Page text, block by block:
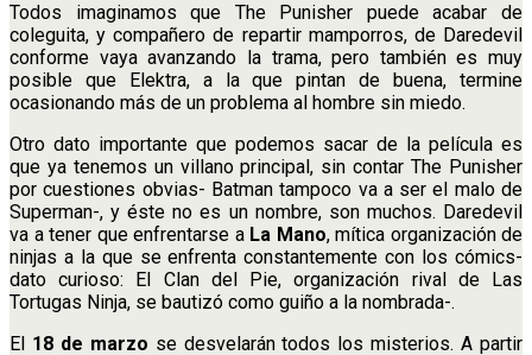
Todos imaginamos que The Punisher puede acabar de
coleguita, y compañero de repartir mamporros, de Daredevil
conforme vaya avanzando la trama, pero también es muy
posible que Elektra, a la que pintan de buena, termine
ocasionando más de un problema al hombre sin miedo.
Otro dato importante que podemos sacar de la película es
que ya tenemos un villano principal, sin contar The Punisher
por cuestiones obvias- Batman tampoco va a ser el malo de
Superman-, y éste no es un nombre, son muchos. Daredevil
va a tener que enfrentarse a La Mano, mítica organización de
ninjas a la que se enfrenta constantemente con los cómics-
dato curioso: El Clan del Pie, organización rival de Las
Tortugas Ninja, se bautizó como guiño a la nombrada-.
El 18 de marzo se desvelarán todos los misterios. A partir